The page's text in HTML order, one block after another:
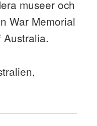
museer och
War Memorial